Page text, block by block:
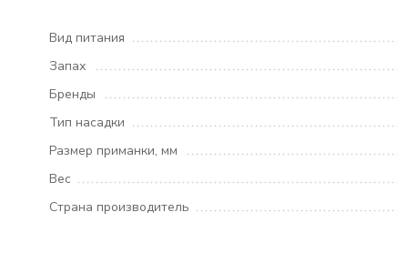
Вид питания
Запах
Бренды
Тип насадки
Размер приманки, мм
Вес
Страна производитель